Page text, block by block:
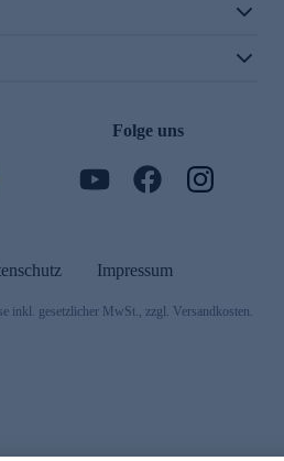
Folge uns
Impressum
inkl. gesetzlicher MwSt., zzgl. Versandkosten.